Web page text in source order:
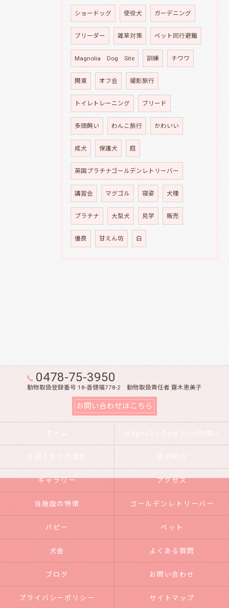
ショードッグ 使役犬 ガーデニング
ブリーダー 雑草対策 ペット同行避難
Magnolia Dog Site 訓練 チワワ
関東 オフ会 撮影旅行
トイレトレーニング ブリード
多頭飼い わんこ旅行 かわいい
成犬 保護犬 庭
英国プラチナゴールデンレトリーバー
講習会 マグゴル 寝姿 犬種
プラチナ 大型犬 見学 販売
優良 甘えん坊 白
0478-75-3950
動物取扱登録番号 18-香健福778-2 動物取扱責任者 齋木恵美子
お問い合わせはこちら
ホーム Magnolia Dog Siteの想い
お迎えまでの流れ 成犬紹介
ギャラリー アクセス
当施設の特徴 ゴールデンレトリーバー
パピー ペット
犬舎 よくある質問
ブログ お問い合わせ
プライバシーポリシー サイトマップ